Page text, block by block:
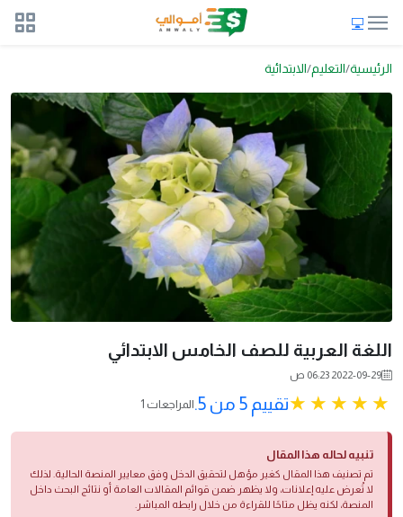
الرئيسية التعليم الابتدائية
اللغة العربية للصف الخامس الابتدائي
2022-09-29 06:23 ص
تقييم 5 من 5. 1 المراجعات
تنبيه لحاله هذا المقال
تم تصنيف هذا المقال كغير مؤهل لتحقيق الدخل وفق معايير المنصة الحالية. لذلك
لا تُعرض عليه إعلانات، ولا يظهر ضمن قوائم المقالات العامة أو نتائج البحث داخل
المنصة، لكنه يظل متاحًا للقراءة من خلال رابطه المباشر.